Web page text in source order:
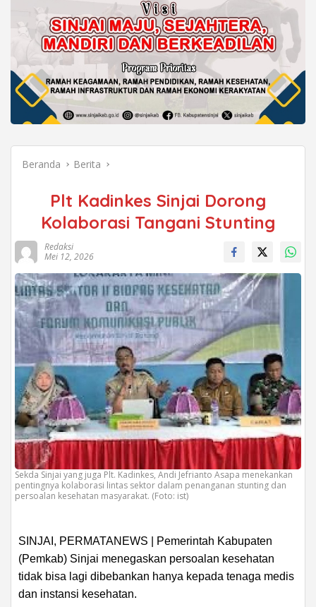
Beranda Berita
Plt Kadinkes Sinjai Dorong
Kolaborasi Tangani Stunting
Redaksi
Mei 12, 2026
Sekda Sinjai yang juga Plt. Kadinkes, Andi Jefrianto Asapa menekankan
pentingnya kolaborasi lintas sektor dalam penanganan stunting dan
persoalan kesehatan masyarakat. (Foto: ist)
SINJAI, PERMATANEWS | Pemerintah Kabupaten
(Pemkab) Sinjai menegaskan persoalan kesehatan
tidak bisa lagi dibebankan hanya kepada tenaga medis
dan instansi kesehatan.